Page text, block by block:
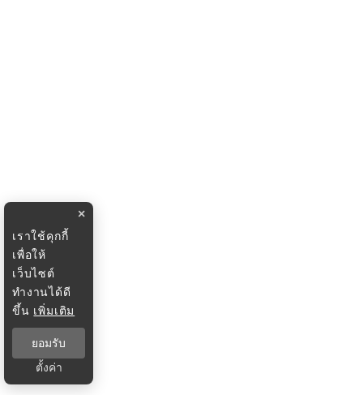
×
เราใช้คุกกี้
เพื่อให้
เว็บไซต์
ทำงานได้ดี
ขึ้น เพิ่มเติม
ยอมรับ
ตั้งค่า